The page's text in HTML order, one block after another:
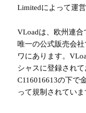
Limitedによって運
VLoadは、欧州連
唯一の公式販売会
ワにあります。
シャスに登録され
C116016613の下で
って規制されていま